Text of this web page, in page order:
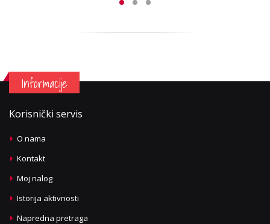
Informacije
Korisnički servis
O nama
Kontakt
Moj nalog
Istorija aktivnosti
Napredna pretraga